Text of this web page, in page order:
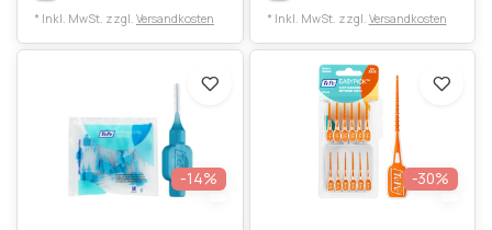
* Inkl. MwSt. zzgl. Versandkosten * Inkl. MwSt. zzgl. Versandkosten
-14% -30%